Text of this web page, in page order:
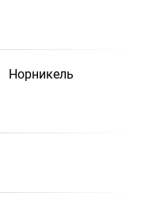
Норникель